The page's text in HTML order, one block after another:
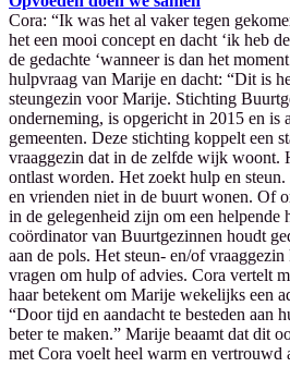
Cora: “Ik was het al vaker tegen
het een mooi concept en dacht ‘ik heb
de gedachte ‘wanneer is dan het
hulpvraag van Marije en dacht: “Dit is
steungezin voor Marije. Stichting
onderneming, is opgericht in 2015 en is
gemeenten. Deze stichting koppelt een
vraaggezin dat in de zelfde wijk woont.
ontlast worden. Het zoekt hulp en
en vrienden niet in de buurt wonen. Of
in de gelegenheid zijn om een helpende
coördinator van Buurtgezinnen houdt
aan de pols. Het steun- en/of
vragen om hulp of advies. Cora vertelt
haar betekent om Marije wekelijks een
“Door tijd en aandacht te besteden aan
beter te maken.” Marije beaamt dat dit
met Cora voelt heel warm en vertrouwd